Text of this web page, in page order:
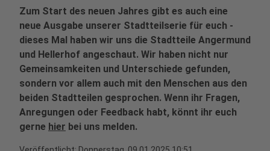
Zum Start des neuen Jahres gibt es auch eine
neue Ausgabe unserer Stadtteilserie für euch -
dieses Mal haben wir uns die Stadtteile Angermund
und Hellerhof angeschaut. Wir haben nicht nur
Gemeinsamkeiten und Unterschiede gefunden,
sondern vor allem auch mit den Menschen aus den
beiden Stadtteilen gesprochen. Wenn ihr Fragen,
Anregungen oder Feedback habt, könnt ihr euch
gerne hier bei uns melden.